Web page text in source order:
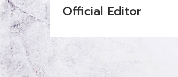
Official Editor